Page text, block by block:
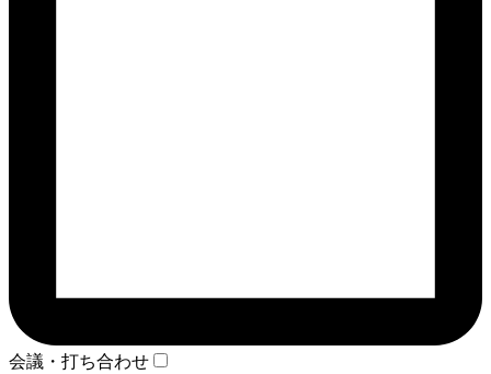
会議・打ち合わせ